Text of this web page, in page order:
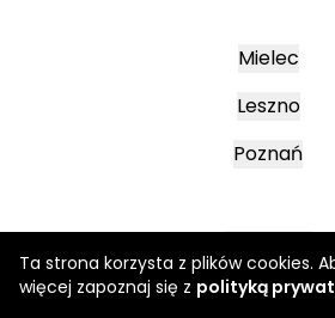
Ta strona korzysta z plików cookies.
więcej zapoznaj się z polityką
Mielec
Leszno
Poznań
Jasło